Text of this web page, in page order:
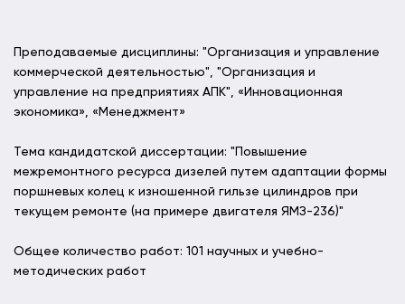
Преподаваемые дисциплины: "Организация и управление
коммерческой деятельностью", "Организация и
управление на предприятиях АПК", «Инновационная
экономика», «Менеджмент»
Тема кандидатской диссертации: "Повышение
межремонтного ресурса дизелей путем адаптации формы
поршневых колец к изношенной гильзе цилиндров при
текущем ремонте (на примере двигателя ЯМЗ-236)"
Общее количество работ: 101 научных и учебно-
методических работ